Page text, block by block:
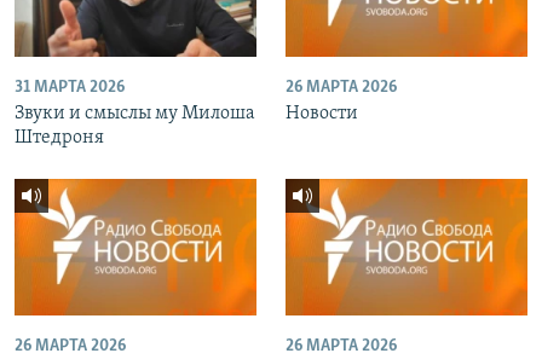
31 МАРТА 2026
Звуки и смыслы му Милоша
Штедроня
26 МАРТА 2026
Новости
26 МАРТА 2026 26 МАРТА 2026